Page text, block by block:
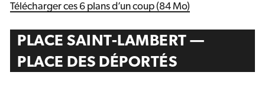
Télécharger ces 6 plans d’un coup (84 Mo)
PLACE SAINT-LAMBERT —
PLACE DES DÉPORTÉS